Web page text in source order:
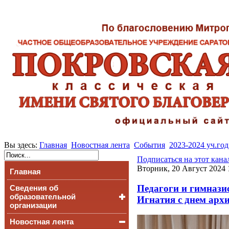
Вы здесь: Главная Новостная лента События 2023-2024 уч.год
Главная
Сведения об
образовательной
организации
Основные сведения
Новостная лента
Подписаться на этот
Вторник, 20 Август 2024
Педагоги и
Игнатия с днем